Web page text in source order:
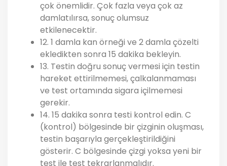
çok önemlidir. Çok fazla veya çok az
damlatılırsa, sonuç olumsuz
etkilenecektir.
12. 1 damla kan örneği ve 2 damla çözelti
ekledikten sonra 15 dakika bekleyin.
13. Testin doğru sonuç vermesi için testin
hareket ettirilmemesi, çalkalanmaması
ve test ortamında sigara içilmemesi
gerekir.
14. 15 dakika sonra testi kontrol edin. C
(kontrol) bölgesinde bir çizginin oluşması,
testin başarıyla gerçekleştirildiğini
gösterir. C bölgesinde çizgi yoksa yeni bir
test ile test tekrarlanmalıdır.